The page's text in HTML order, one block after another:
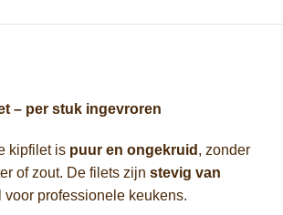
– per stuk ingevroren
kipfilet is puur en ongekruid , zonder
of zout. De filets zijn stevig van
voor professionele keukens.